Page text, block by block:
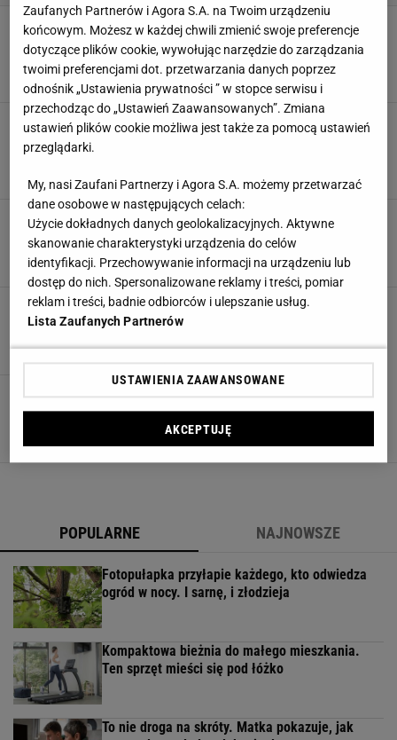
Znowu masz astronomiczny rachunek za prąd?
To urządzenie chłonie energię jak gąbka, a
króluje w kuchni
ARANŻACJE KUCHNI KUCHENKI KUCHNIA PŁYTA INDUKCYJNA
Rysy na płycie indukcyjnej? Dzięki tym 3
sposobom znikną w mig. Ten z bananem
DOMOWE SPOSOBY PŁYTA INDUKCYJNA
Płyta indukcyjna, elektryczna czy gazowa? Co
wybrać?
AGD KUCHENNE AGD KUCHNIA PŁYTA GAZOWA
Płyta indukcyjna - wady i zalety
KUCHENKA KUCHNIA
5 funkcji płyty indukcyjnej, które naprawdę
ułatwiają gotowanie
GOTOWANIE KUCHNIA
POPULARNE NAJNOWSZE
Fotopułapka przyłapie każdego, kto odwiedza
ogród w nocy. I sarnę, i złodzieja
Kompaktowa bieżnia do małego mieszkania.
Ten sprzęt mieści się pod łóżko
To nie droga na skróty. Matka pokazuje, jak
Zaufanych Partnerów i Agora S.A. na Twoim urządzeniu
końcowym. Możesz w każdej chwili zmienić swoje preferencje
dotyczące plików cookie, wywołując narzędzie do zarządzania
twoimi preferencjami dot. przetwarzania danych poprzez
odnośnik „Ustawienia prywatności ” w stopce serwisu i
przechodząc do „Ustawień Zaawansowanych”. Zmiana
ustawień plików cookie możliwa jest także za pomocą ustawień
przeglądarki.
My, nasi Zaufani Partnerzy i Agora S.A. możemy przetwarzać
dane osobowe w następujących celach:
Użycie dokładnych danych geolokalizacyjnych. Aktywne
skanowanie charakterystyki urządzenia do celów
identyfikacji. Przechowywanie informacji na urządzeniu lub
dostęp do nich. Spersonalizowane reklamy i treści, pomiar
reklam i treści, badnie odbiorców i ulepszanie usług.
Lista Zaufanych Partnerów
USTAWIENIA ZAAWANSOWANE
AKCEPTUJĘ